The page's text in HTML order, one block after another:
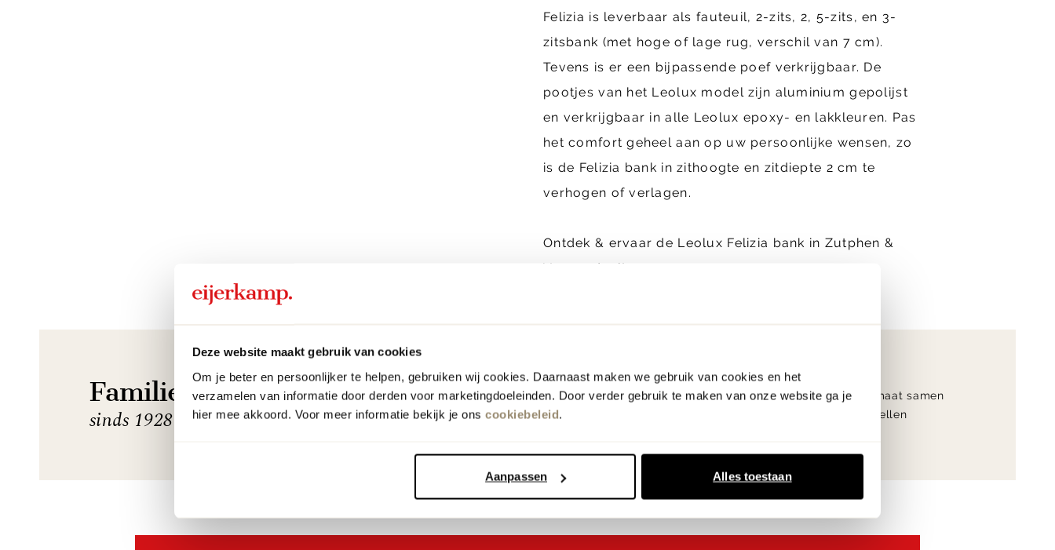
Deze website maakt gebruik van cookies
Om je beter en persoonlijker te helpen, gebruiken wij cookies. Daarnaast maken we gebruik van cookies en het
verzamelen van informatie door derden voor marketingdoeleinden. Door verder gebruik te maken van onze website ga je
hier mee akkoord. Voor meer informatie bekijk je ons cookiebeleid.
Aanpassen Alles toestaan
Felizia is leverbaar als fauteuil, 2-zits, 2, 5-zits, en 3-
zitsbank (met hoge of lage rug, verschil van 7 cm).
Tevens is er een bijpassende poef verkrijgbaar. De
pootjes van het Leolux model zijn aluminium gepolijst
en verkrijgbaar in alle Leolux epoxy- en lakkleuren. Pas
het comfort geheel aan op uw persoonlijke wensen, zo
is de Felizia bank in zithoogte en zitdiepte 2 cm te
verhogen of verlagen.
Ontdek & ervaar de Leolux Felizia bank in Zutphen &
Veenendaal!
Familiebedrijf
sinds 1928
Tot 7 jaar
garantie
9.4
Op maat samen
te stellen